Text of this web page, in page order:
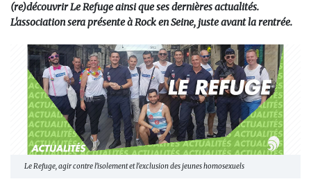
(re)découvrir Le Refuge ainsi que ses dernières actualités.
L'association sera présente à Rock en Seine, juste avant la rentrée.
Le Refuge, agir contre l'isolement et l'exclusion des jeunes homosexuels